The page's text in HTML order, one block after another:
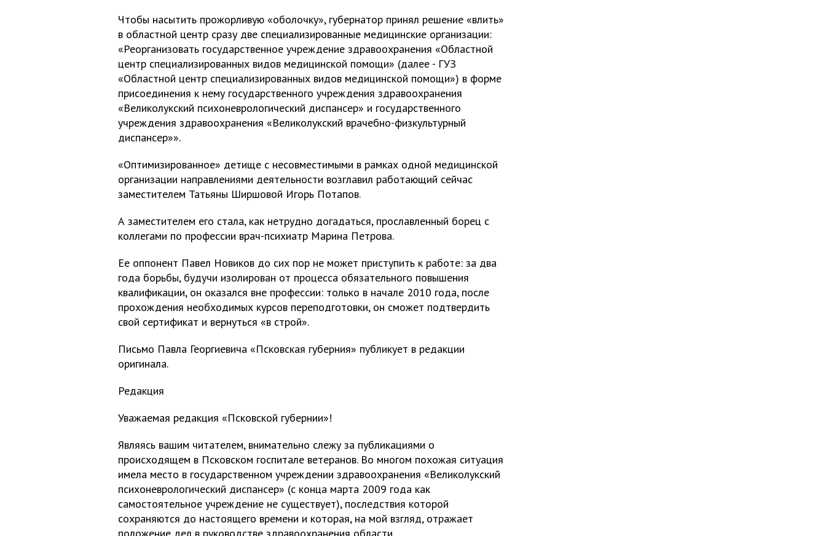
Чтобы насытить прожорливую «оболочку», губернатор принял решение «влить»
в областной центр сразу две специализированные медицинские организации:
«Реорганизовать государственное учреждение здравоохранения «Областной
центр специализированных видов медицинской помощи» (далее - ГУЗ
«Областной центр специализированных видов медицинской помощи») в форме
присоединения к нему государственного учреждения здравоохранения
«Великолукский психоневрологический диспансер» и государственного
учреждения здравоохранения «Великолукский врачебно-физкультурный
диспансер»».
«Оптимизированное» детище с несовместимыми в рамках одной медицинской
организации направлениями деятельности возглавил работающий сейчас
заместителем Татьяны Ширшовой Игорь Потапов.
А заместителем его стала, как нетрудно догадаться, прославленный борец с
коллегами по профессии врач-психиатр Марина Петрова.
Ее оппонент Павел Новиков до сих пор не может приступить к работе: за два
года борьбы, будучи изолирован от процесса обязательного повышения
квалификации, он оказался вне профессии: только в начале 2010 года, после
прохождения необходимых курсов переподготовки, он сможет подтвердить
свой сертификат и вернуться «в строй».
Письмо Павла Георгиевича «Псковская губерния» публикует в редакции
оригинала.
Редакция
Уважаемая редакция «Псковской губернии»!
Являясь вашим читателем, внимательно слежу за публикациями о
происходящем в Псковском госпитале ветеранов. Во многом похожая ситуация
имела место в государственном учреждении здравоохранения «Великолукский
психоневрологический диспансер» (с конца марта 2009 года как
самостоятельное учреждение не существует), последствия которой
сохраняются до настоящего времени и которая, на мой взгляд, отражает